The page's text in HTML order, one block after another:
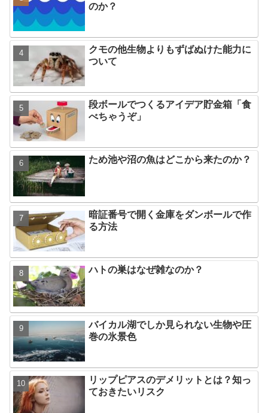
のか？
クモの他生物よりもずばぬけた能力に
ついて
段ボールでつくるアイデア貯金箱「食
べちゃうぞ」
ため池や沼の魚はどこから来たのか？
暗証番号で開く金庫をダンボールで作
る方法
ハトの巣はなぜ雑なのか？
バイカル湖でしか見られない生物や圧
巻の氷景色
リップピアスのデメリットとは？知っ
ておきたいリスク